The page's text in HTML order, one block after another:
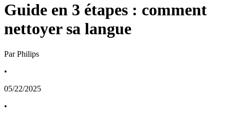
Guide en 3 étapes : comment
nettoyer sa langue
Par Philips
•
05/22/2025
•